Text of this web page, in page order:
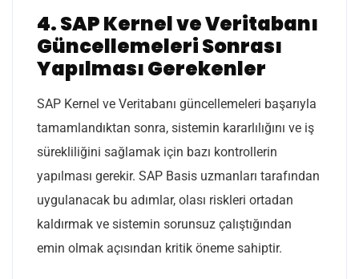
4. SAP Kernel ve Veritabanı
Güncellemeleri Sonrası
Yapılması Gerekenler
SAP Kernel ve Veritabanı güncellemeleri başarıyla
tamamlandıktan sonra, sistemin kararlılığını ve iş
sürekliliğini sağlamak için bazı kontrollerin
yapılması gerekir. SAP Basis uzmanları tarafından
uygulanacak bu adımlar, olası riskleri ortadan
kaldırmak ve sistemin sorunsuz çalıştığından
emin olmak açısından kritik öneme sahiptir.